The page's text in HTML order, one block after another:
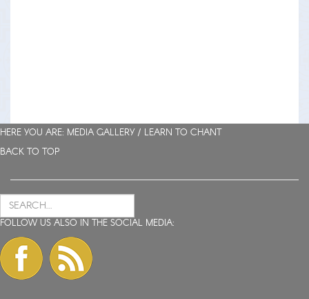
HERE YOU ARE: MEDIA GALLERY / LEARN TO CHANT
BACK TO TOP
FOLLOW US ALSO IN THE SOCIAL MEDIA: